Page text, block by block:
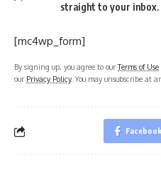
straight to your inbox.
[mc4wp_form]
By signing up, you agree to ourTerms of Use
our Privacy Policy. You may unsubscribe at
Facebook